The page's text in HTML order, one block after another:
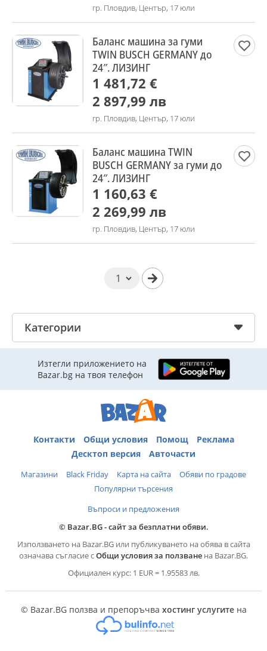
гр. Пловдив, Център, 17 юли
Баланс машина за гуми
TWIN BUSCH GERMANY до
24″. ЛИЗИНГ
1 481,72 €
2 897,99 лв
гр. Пловдив, Център, 17 юли
Баланс машина TWIN
BUSCH GERMANY за гуми до
24″. ЛИЗИНГ
1 160,63 €
2 269,99 лв
гр. Пловдив, Център, 17 юли
Категории
Изтегли приложението на
Bazar.bg на твоя телефон
Контакти Общи условия Помощ
Реклама
Десктоп версия
Авточасти
Магазини Black Friday Карта на сайта
Обяви по градове
Популярни търсения
Въпроси и предложения
© Bazar.BG - сайт за безплатни обяви.
Използването на Bazar.BG или публикуването на обява в сайта
означава съгласие сОбщи условия за ползване на Bazar.BG.
Официален курс: 1 EUR = 1.95583 лв.
© Bazar.BG ползва и препоръчва хостинг услугитена